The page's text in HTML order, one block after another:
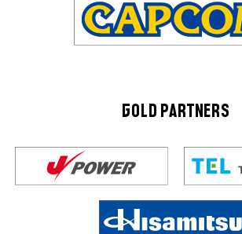
GOLD PARTNERS